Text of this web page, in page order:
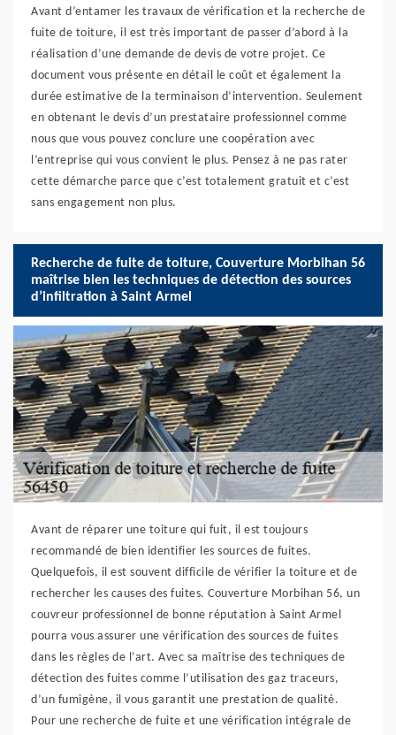
Avant d’entamer les travaux de vérification et la recherche de
fuite de toiture, il est très important de passer d’abord à la
réalisation d’une demande de devis de votre projet. Ce
document vous présente en détail le coût et également la
durée estimative de la terminaison d’intervention. Seulement
en obtenant le devis d’un prestataire professionnel comme
nous que vous pouvez conclure une coopération avec
l’entreprise qui vous convient le plus. Pensez à ne pas rater
cette démarche parce que c’est totalement gratuit et c’est
sans engagement non plus.
Recherche de fuite de toiture, Couverture Morbihan 56
maîtrise bien les techniques de détection des sources
d’infiltration à Saint Armel
Avant de réparer une toiture qui fuit, il est toujours
recommandé de bien identifier les sources de fuites.
Quelquefois, il est souvent difficile de vérifier la toiture et de
rechercher les causes des fuites. Couverture Morbihan 56, un
couvreur professionnel de bonne réputation à Saint Armel
pourra vous assurer une vérification des sources de fuites
dans les règles de l’art. Avec sa maîtrise des techniques de
détection des fuites comme l’utilisation des gaz traceurs,
d’un fumigène, il vous garantit une prestation de qualité.
Pour une recherche de fuite et une vérification intégrale de